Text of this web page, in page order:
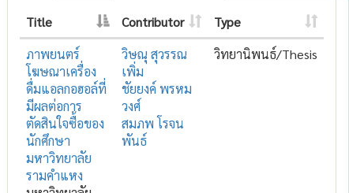
Title Contributor
Type
ภาพยนตร์
โฆษณาเครื่อง
ดื่มแอลกอฮอล์ที่
มีผลต่อการ
ตัดสินใจซื้อของ
นักศึกษา
มหาวิทยาลัย
รามคำแหง
วิษณุ สุวรรณ
เพิ่ม
ชัยยงค์ พรหม
วงศ์
สมภพ โรจน
พันธ์
วิทยานิพนธ์/Thesis